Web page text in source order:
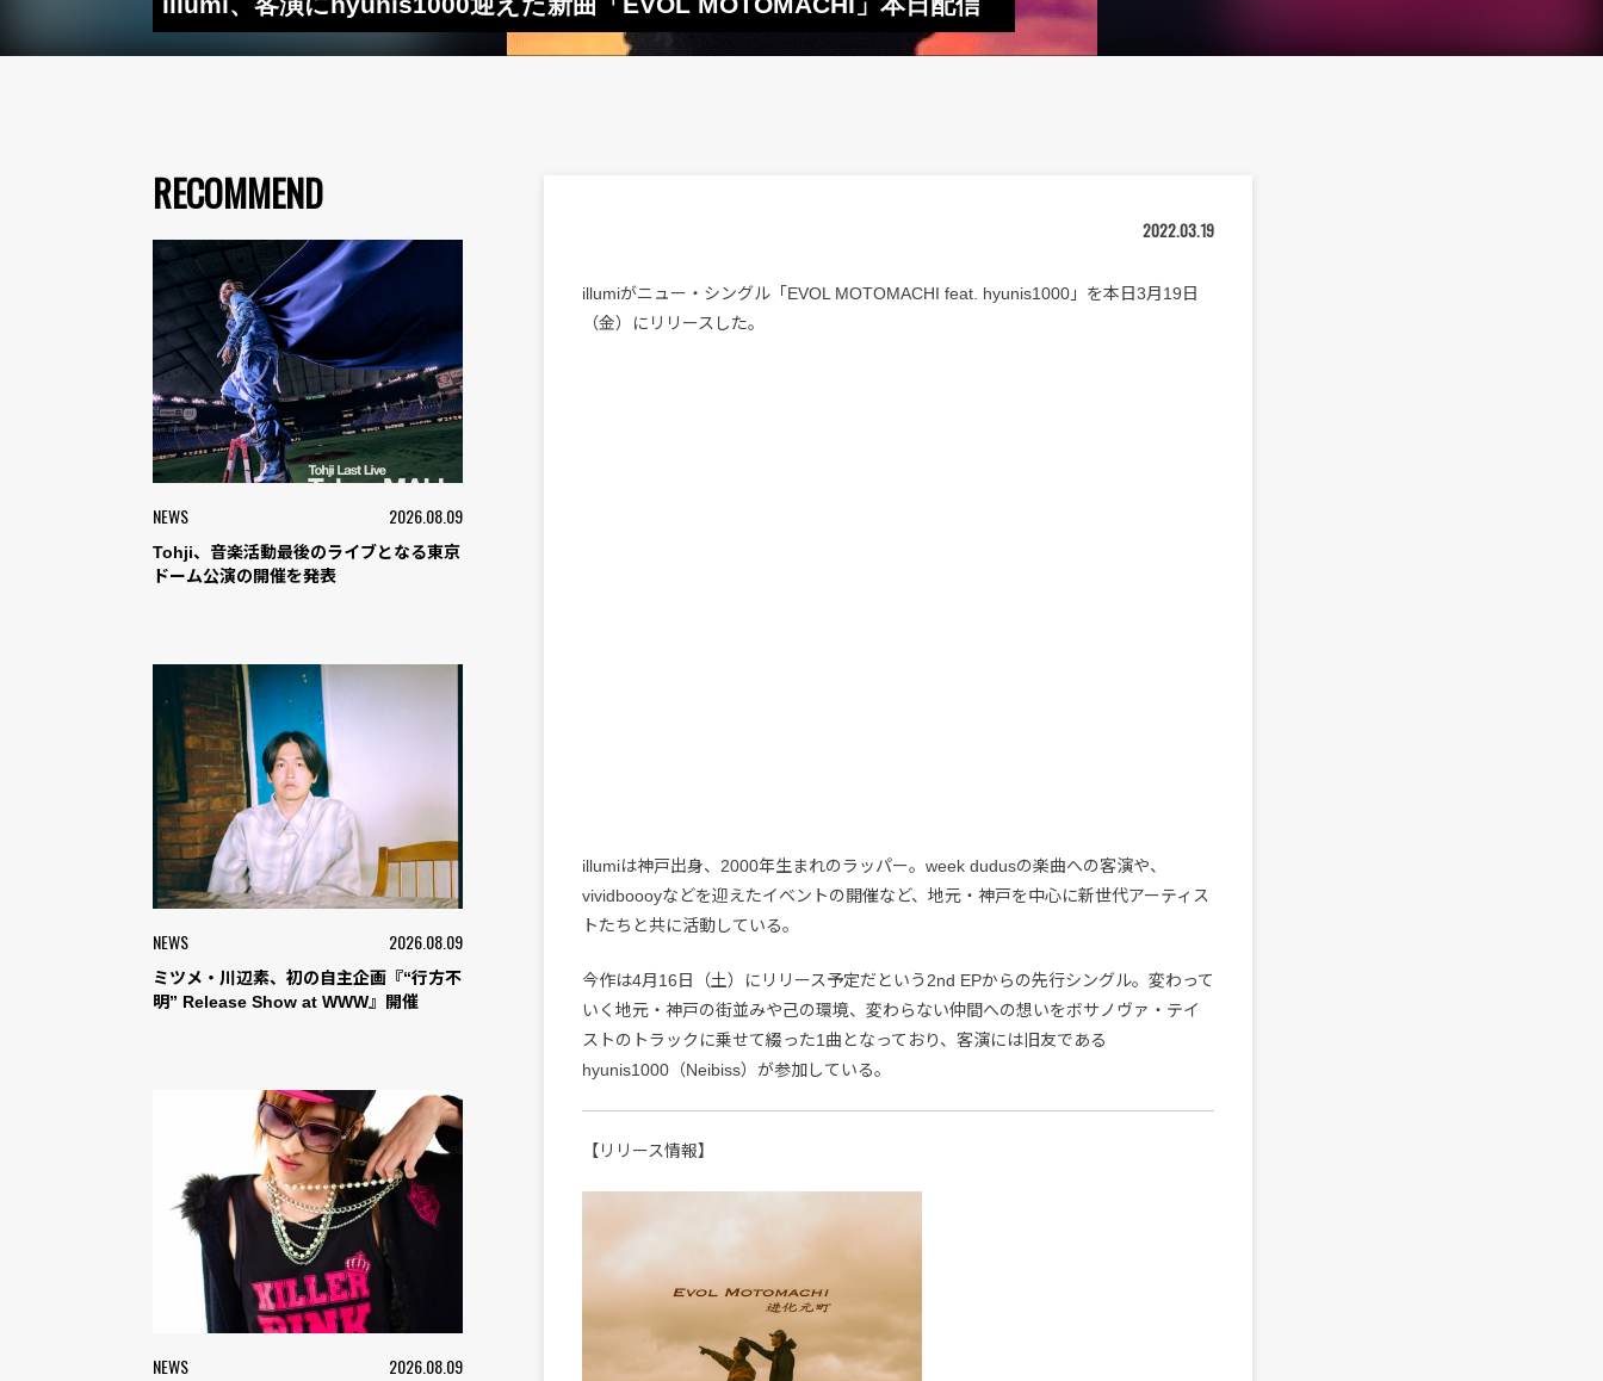
RECOMMEND
NEWS 2026.08.09
Tohji、音楽活動最後のライブとなる東京
ドーム公演の開催を発表
NEWS 2026.08.09
ミツメ・川辺素、初の自主企画『“行方不
明” Release Show at WWW』開催
NEWS 2026.08.09
2022.03.19
illumiがニュー・シングル「EVOL MOTOMACHI feat. hyunis1000」を本日3月19日
（金）にリリースした。
illumiは神戸出身、2000年生まれのラッパー。week dudusの楽曲への客演や、
vividboooyなどを迎えたイベントの開催など、地元・神戸を中心に新世代アーティス
トたちと共に活動している。
今作は4月16日（土）にリリース予定だという2nd EPからの先行シングル。変わって
いく地元・神戸の街並みや己の環境、変わらない仲間への想いをボサノヴァ・テイ
ストのトラックに乗せて綴った1曲となっており、客演には旧友である
hyunis1000（Neibiss）が参加している。
【リリース情報】